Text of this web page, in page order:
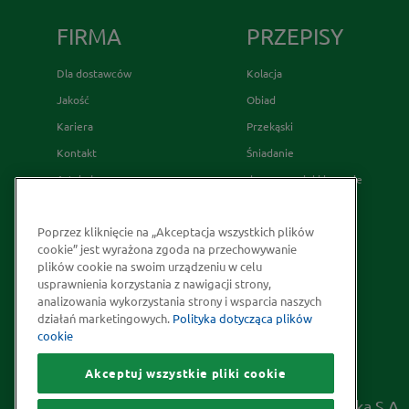
FIRMA
Dla dostawców
Jakość
Kariera
Kontakt
Artykuły
Skąd bierzemy nasze przyprawy
Strategia Podatkowa
Społeczna odpowiedzialność
Kakao odpowiedzialnie
pozyskiwane
PRZEPISY
Kolacja
Obiad
Przekąski
Śniadanie
desery wypieki i napoje
Poprzez kliknięcie na „Akceptacja wszystkich plików
cookie” jest wyrażona zgoda na przechowywanie
plików cookie na swoim urządzeniu w celu
usprawnienia korzystania z nawigacji strony,
analizowania wykorzystania strony i wsparcia naszych
działań marketingowych. Polityka dotycząca plików
cookie
Akceptuj wszystkie pliki cookie